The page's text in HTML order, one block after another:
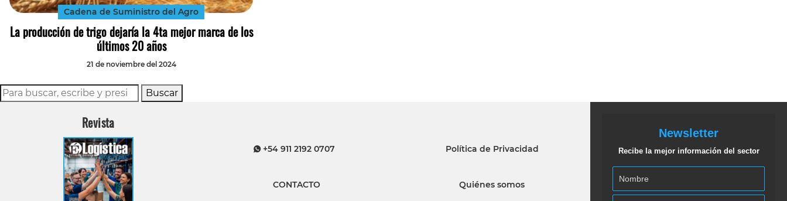
Cadena de Suministro del Agro
La producción de trigo dejaría la 4ta mejor marca de los
últimos 20 años
21 de noviembre del 2024
Buscar
Revista
+54 911 2192 0707
CONTACTO
Política de Privacidad
Quiénes somos
Newsletter
Recibe la mejor información del sector